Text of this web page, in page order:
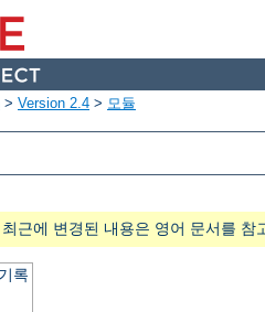
> Version 2.4 > 모듈
근에 변경된 내용은 영어 문서를 참
록